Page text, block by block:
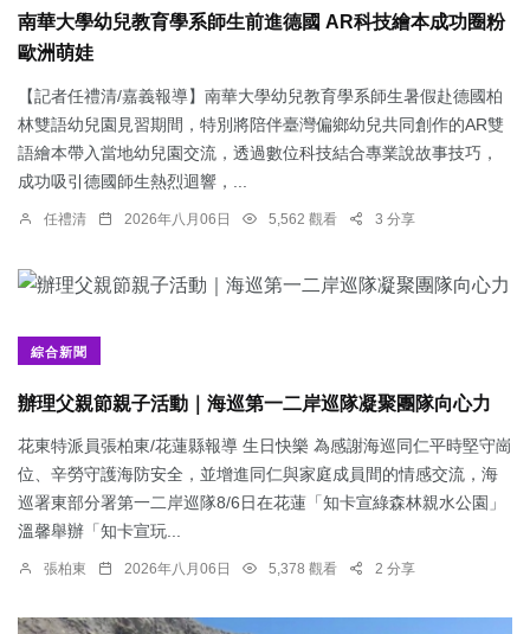
南華大學幼兒教育學系師生前進德國 AR科技繪本成功圈粉
歐洲萌娃
【記者任禮清/嘉義報導】南華大學幼兒教育學系師生暑假赴德國柏
林雙語幼兒園見習期間，特別將陪伴臺灣偏鄉幼兒共同創作的AR雙
語繪本帶入當地幼兒園交流，透過數位科技結合專業說故事技巧，
成功吸引德國師生熱烈迴響，...
任禮清 2026年八月06日 5,562 觀看 3 分享
綜合新聞
辦理父親節親子活動｜海巡第一二岸巡隊凝聚團隊向心力
花東特派員張柏東/花蓮縣報導 生日快樂 為感謝海巡同仁平時堅守崗
位、辛勞守護海防安全，並增進同仁與家庭成員間的情感交流，海
巡署東部分署第一二岸巡隊8/6日在花蓮「知卡宣綠森林親水公園」
溫馨舉辦「知卡宣玩...
張柏東 2026年八月06日 5,378 觀看 2 分享